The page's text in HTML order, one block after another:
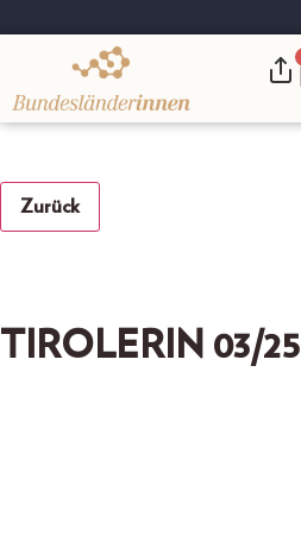
Zurück
TIROLERIN 03/25